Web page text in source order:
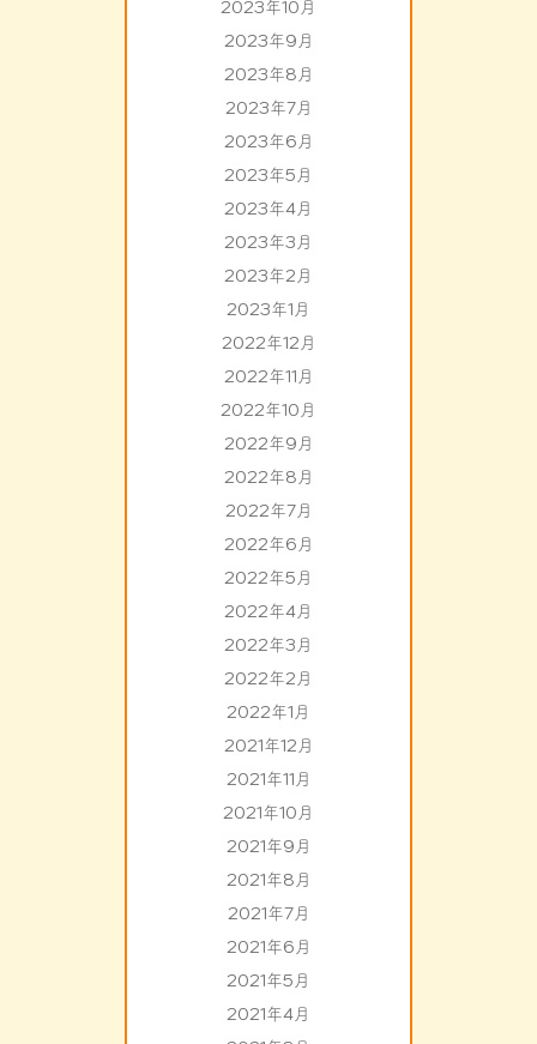
2023年10月
2023年9月
2023年8月
2023年7月
2023年6月
2023年5月
2023年4月
2023年3月
2023年2月
2023年1月
2022年12月
2022年11月
2022年10月
2022年9月
2022年8月
2022年7月
2022年6月
2022年5月
2022年4月
2022年3月
2022年2月
2022年1月
2021年12月
2021年11月
2021年10月
2021年9月
2021年8月
2021年7月
2021年6月
2021年5月
2021年4月